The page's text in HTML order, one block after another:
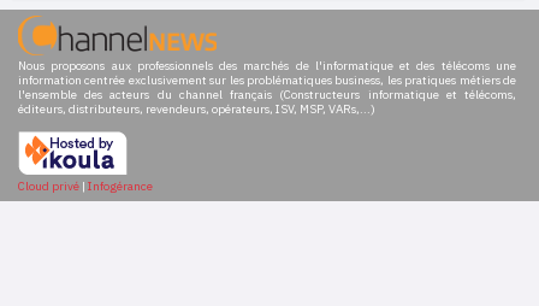
Nous proposons aux professionnels des marchés de l'informatique et des télécoms une
information centrée exclusivement sur les problématiques business, les pratiques métiers de
l'ensemble des acteurs du channel français (Constructeurs informatique et télécoms,
éditeurs, distributeurs, revendeurs, opérateurs, ISV, MSP, VARs,...)
Cloud privé | Infogérance